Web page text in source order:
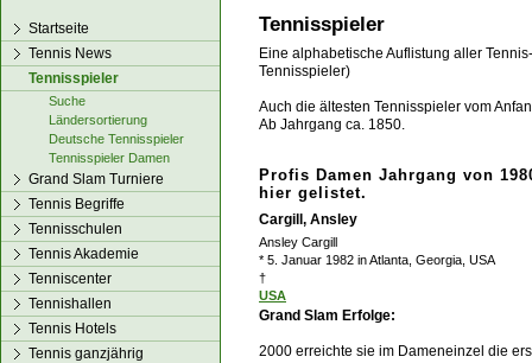
Tennisspieler
Eine alphabetische Auflistung aller
Tennisspieler)
Auch die ältesten Tennisspieler vom
Ab Jahrgang ca. 1850.
Profis Damen Jahrgang von
hier gelistet.
Cargill, Ansley
Ansley Cargill
* 5. Januar 1982 in Atlanta, Georgia, USA
†
USA
Grand Slam Erfolge:
2000 erreichte sie im Dameneinzel die
Startseite
Tennis News
Tennisspieler
Suche
Ländersortierung
Deutsche Tennisspieler
Tennisspieler Damen
Grand Slam Turniere
Tennis Begriffe
Tennisschulen
Tennis Akademie
Tenniscenter
Tennishallen
Tennis Hotels
Tennis ganzjährig